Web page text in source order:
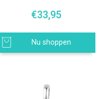
€33,95
Nu shoppen